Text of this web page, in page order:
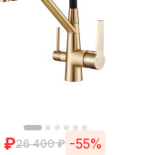
₽26 400 ₽ -55%